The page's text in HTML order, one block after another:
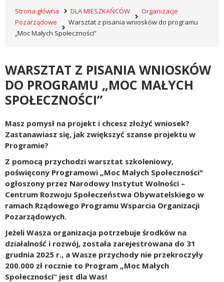
Strona główna DLA MIESZKAŃCÓW
Organizacje
Pozarządowe
Warsztat z pisania wniosków do programu
„Moc Małych Społeczności”
WARSZTAT Z PISANIA WNIOSKÓW
DO PROGRAMU „MOC MAŁYCH
SPOŁECZNOŚCI”
Masz pomysł na projekt i chcesz złożyć wniosek?
Zastanawiasz się, jak zwiększyć szanse projektu w
Programie?
Z pomocą przychodzi warsztat szkoleniowy,
poświęcony Programowi „Moc Małych Społeczności"
ogłoszony przez Narodowy Instytut Wolności –
Centrum Rozwoju Społeczeństwa Obywatelskiego w
ramach Rządowego Programu Wsparcia Organizacji
Pozarządowych.
Jeżeli Wasza organizacja potrzebuje środków na
działalność i rozwój, została zarejestrowana do 31
grudnia 2025 r., a Wasze przychody nie przekroczyły
200.000 zł rocznie to Program „Moc Małych
Społeczności” jest dla Was!